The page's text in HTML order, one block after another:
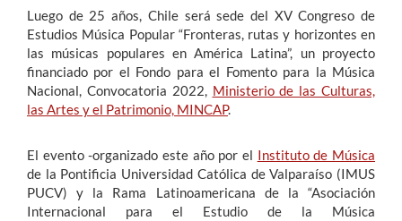
Luego de 25 años, Chile será sede del XV Congreso de
Estudios Música Popular “Fronteras, rutas y horizontes en
las músicas populares en América Latina”, un proyecto
financiado por el Fondo para el Fomento para la Música
Nacional, Convocatoria 2022, Ministerio de las Culturas,
las Artes y el Patrimonio, MINCAP.
El evento -organizado este año por el Instituto de Música
de la Pontificia Universidad Católica de Valparaíso (IMUS
PUCV) y la Rama Latinoamericana de la “Asociación
Internacional para el Estudio de la Música